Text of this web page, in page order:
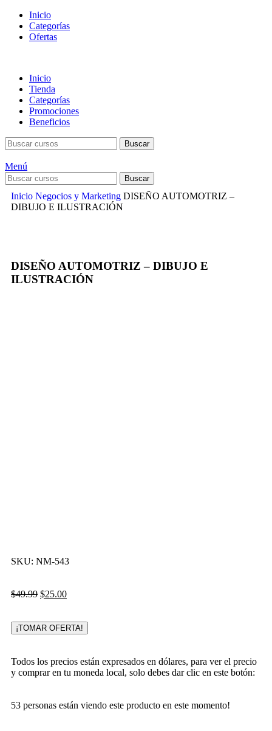
Inicio
Categorías
Ofertas
Inicio
Tienda
Categorías
Promociones
Beneficios
Buscar
Menú
Buscar
Inicio Negocios y Marketing DISEÑO AUTOMOTRIZ –
DIBUJO E ILUSTRACIÓN
DISEÑO AUTOMOTRIZ – DIBUJO E
ILUSTRACIÓN
SKU: NM-543
$49.99 $25.00
¡TOMAR OFERTA!
Todos los precios están expresados en dólares, para ver el precio
y comprar en tu moneda local, solo debes dar clic en este botón:
53 personas están viendo este producto en este momento!